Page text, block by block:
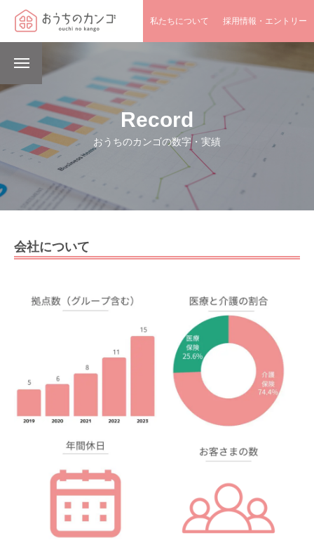
私たちについて 採用情報・エントリー
Record
おうちのカンゴの数字・実績
会社について